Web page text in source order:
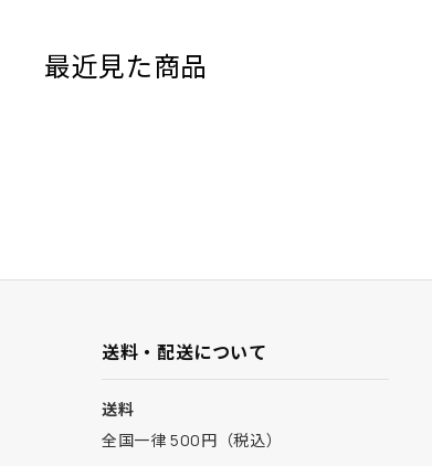
最近見た商品
送料・配送について
送料
全国一律 500円（税込）